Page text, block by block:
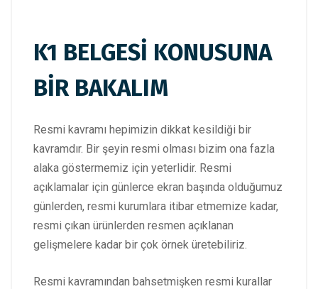
K1 BELGESİ KONUSUNA
BİR BAKALIM
Resmi kavramı hepimizin dikkat kesildiği bir
kavramdır. Bir şeyin resmi olması bizim ona fazla
alaka göstermemiz için yeterlidir. Resmi
açıklamalar için günlerce ekran başında olduğumuz
günlerden, resmi kurumlara itibar etmemize kadar,
resmi çıkan ürünlerden resmen açıklanan
gelişmelere kadar bir çok örnek üretebiliriz.
Resmi kavramından bahsetmişken resmi kurallar